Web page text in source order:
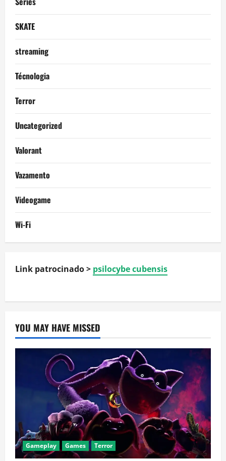
SKATE
streaming
Técnologia
Terror
Uncategorized
Valorant
Vazamento
Videogame
Wi-Fi
Link patrocinado > psilocybe cubensis
YOU MAY HAVE MISSED
Gameplay Games Terror